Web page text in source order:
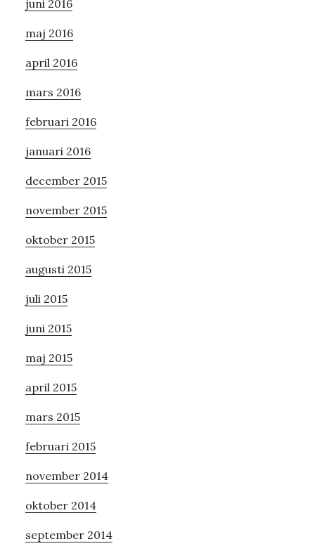
juni 2016
maj 2016
april 2016
mars 2016
februari 2016
januari 2016
december 2015
november 2015
oktober 2015
augusti 2015
juli 2015
juni 2015
maj 2015
april 2015
mars 2015
februari 2015
november 2014
oktober 2014
september 2014